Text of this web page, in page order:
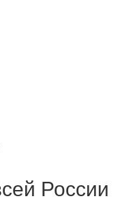
России